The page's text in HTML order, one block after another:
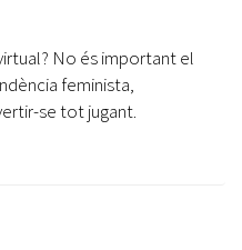
No és important el
feminista,
se tot jugant.